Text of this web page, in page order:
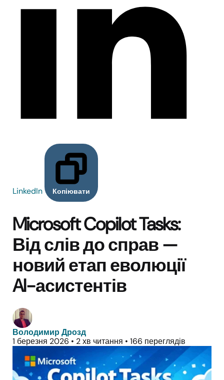
LinkedIn Копіювати
Microsoft Copilot Tasks:
Від слів до справ —
новий етап еволюції
AI-асистентів
Володимир Дрозд
1 березня 2026 • 2 хв читання • 166 переглядів